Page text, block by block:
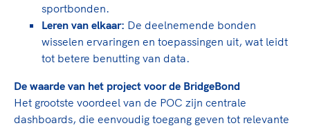
sportbonden.
Leren van elkaar: De deelnemende bonden
wisselen ervaringen en toepassingen uit, wat leidt
tot betere benutting van data.
De waarde van het project voor de BridgeBond
Het grootste voordeel van de POC zijn centrale
dashboards, die eenvoudig toegang geven tot relevante